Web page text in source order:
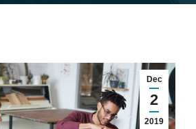
Dec
2
2019